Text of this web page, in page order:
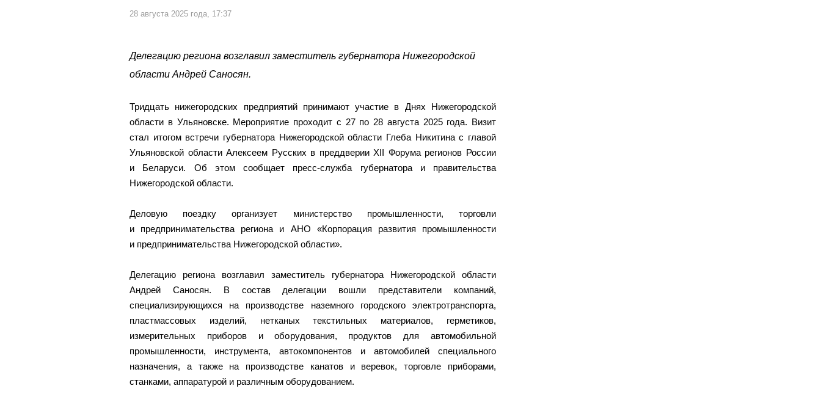
28 августа 2025 года, 17:37
Делегацию региона возглавил заместитель губернатора Нижегородской
области Андрей Саносян.
Тридцать нижегородских предприятий принимают участие в Днях Нижегородской
области в Ульяновске. Мероприятие проходит с 27 по 28 августа 2025 года. Визит
стал итогом встречи губернатора Нижегородской области Глеба Никитина с главой
Ульяновской области Алексеем Русских в преддверии XII Форума регионов России
и Беларуси. Об этом сообщает пресс-служба губернатора и правительства
Нижегородской области.
Деловую поездку организует министерство промышленности, торговли
и предпринимательства региона и АНО «Корпорация развития промышленности
и предпринимательства Нижегородской области».
Делегацию региона возглавил заместитель губернатора Нижегородской области
Андрей Саносян. В состав делегации вошли представители компаний,
специализирующихся на производстве наземного городского электротранспорта,
пластмассовых изделий, нетканых текстильных материалов, герметиков,
измерительных приборов и оборудования, продуктов для автомобильной
промышленности, инструмента, автокомпонентов и автомобилей специального
назначения, а также на производстве канатов и веревок, торговле приборами,
станками, аппаратурой и различным оборудованием.